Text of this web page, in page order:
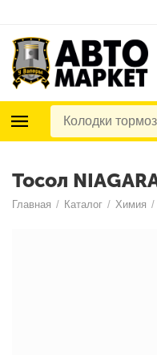
Тосол
Главная / Каталог / Химия /